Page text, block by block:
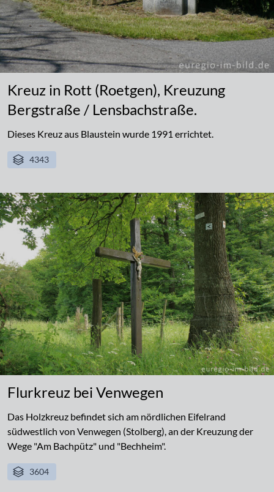
Kreuz in Rott (Roetgen), Kreuzung
Bergstraße / Lensbachstraße.
Dieses Kreuz aus Blaustein wurde 1991 errichtet.
4343
Flurkreuz bei Venwegen
Das Holzkreuz befindet sich am nördlichen Eifelrand
südwestlich von Venwegen (Stolberg), an der Kreuzung der
Wege "Am Bachpütz" und "Bechheim".
3604